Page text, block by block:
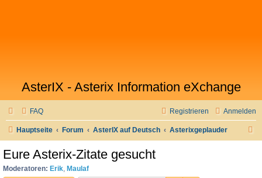
AsterIX - Asterix Information eXchange
FAQ Anmelden
Registrieren
Hauptseite Forum AsterIX auf Deutsch Asterixgeplauder
Eure Asterix-Zitate gesucht
Moderatoren: Erik, Maulaf